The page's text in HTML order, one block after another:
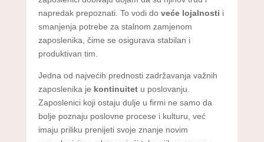
napredak prepoznati. To vodi do veće lojalnosti i
smanjenja potrebe za stalnom zamjenom
zaposlenika, čime se osigurava stabilan i
produktivan tim.
Jedna od najvećih prednosti zadržavanja važnih
zaposlenika je kontinuitetu poslovanju.
Zaposlenici koji ostaju dulje u firmi ne samo da
bolje poznaju poslovne procese i kulturu, već
imaju priliku prenijeti svoje znanje novim